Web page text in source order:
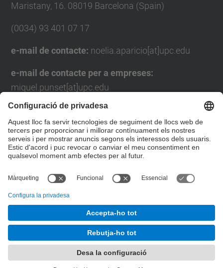
Maristany, 16. 08019 Barcelona (Spain)
(0034) 93 401 07 17
e-mail de contacte: noelia.aparicio[at]upc.edu
e-mail de contacte per a empreses:
miquel.punset[at]upc.edu
Formulari de contacte
Llista Xarxes Socials
Desenvolupat amb